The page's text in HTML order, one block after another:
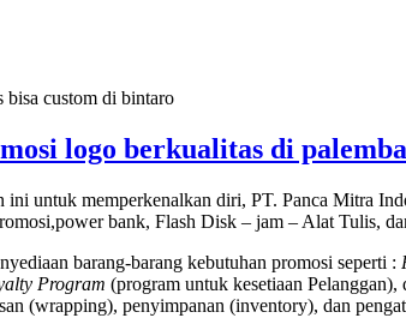
logo berkualitas di
ini untuk memperkenalkan diri, PT. Panca Mitra
bank, Flash Disk – jam – Alat Tulis,
barang-barang kebutuhan promosi seperti :
Program (program untuk kesetiaan
(wrapping), penyimpanan (inventory), dan